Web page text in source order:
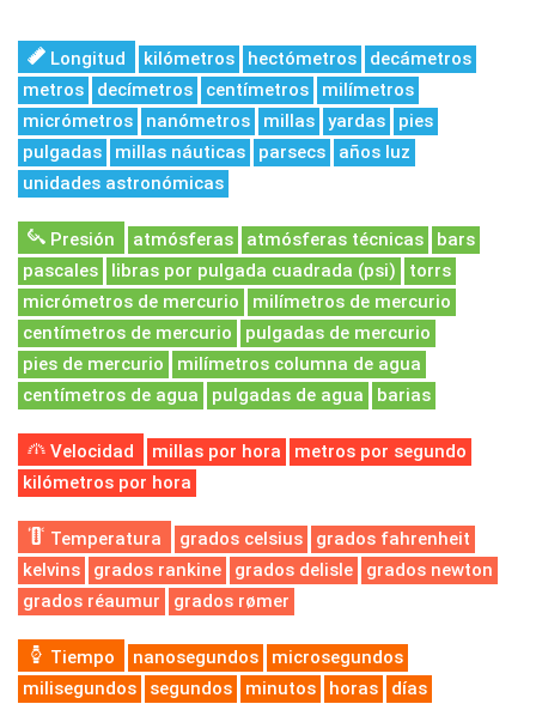
Longitud kilómetros hectómetros
decámetros
metros
decímetros centímetros
milímetros
micrómetros
nanómetros millas yardas
pies
pulgadas
millas náuticas parsecs
años luz
unidades astronómicas
Presión atmósferas atmósferas técnicas
bars
pascales
libras por pulgada cuadrada (psi)
torrs
micrómetros de mercurio
milímetros de mercurio
centímetros de mercurio
pulgadas de mercurio
pies de mercurio
milímetros columna de agua
centímetros de agua
pulgadas de agua barias
Velocidad millas por hora
metros por segundo
kilómetros por hora
Temperatura grados celsius
grados fahrenheit
kelvins
grados rankine grados delisle
grados newton
grados réaumur
grados rømer
Tiempo nanosegundos
microsegundos
milisegundos
segundos minutos horas
días